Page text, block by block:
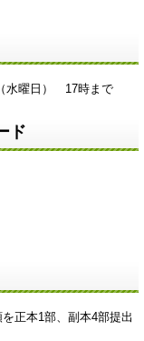
水曜日） 17時まで
ド
正本1部、副本4部提出